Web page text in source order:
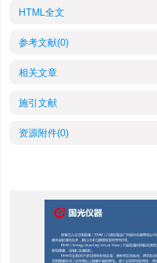
HTML全文
参考文献(0)
相关文章
施引文献
资源附件(0)